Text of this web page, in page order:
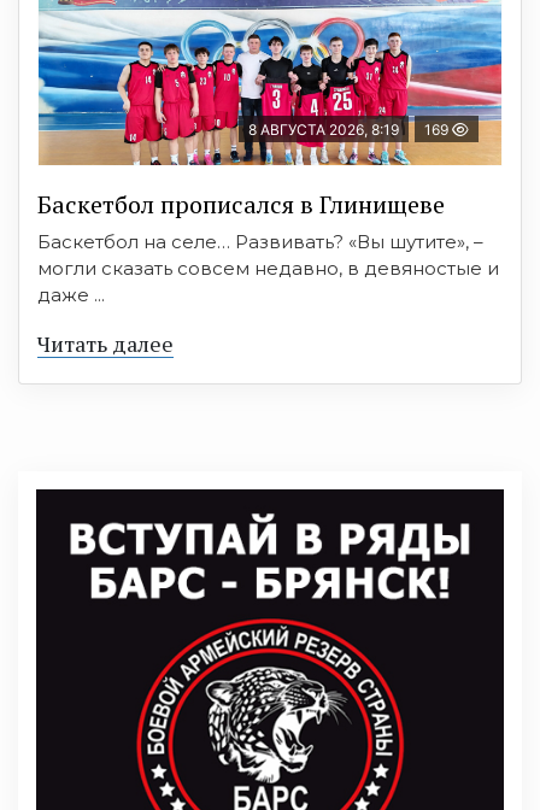
8 АВГУСТА 2026, 8:19 169
Баскетбол прописался в Глинищеве
Баскетбол на селе… Развивать? «Вы шутите», –
могли сказать совсем недавно, в девяностые и
даже ...
Читать далее